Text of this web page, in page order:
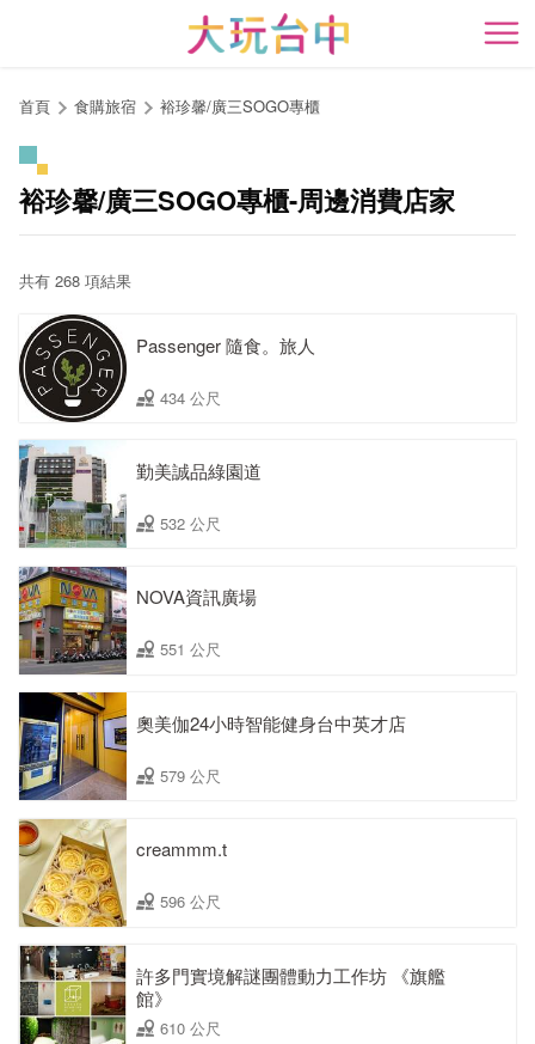
開
首頁 食購旅宿 裕珍馨/廣三SOGO專櫃
裕珍馨/廣三SOGO專櫃-周邊消費店家
共有 268 項結果
Passenger 隨食。旅人
434 公尺
勤美誠品綠園道
532 公尺
NOVA資訊廣場
551 公尺
奧美伽24小時智能健身台中英才店
579 公尺
creammm.t
596 公尺
許多門實境解謎團體動力工作坊 《旗艦
館》
610 公尺